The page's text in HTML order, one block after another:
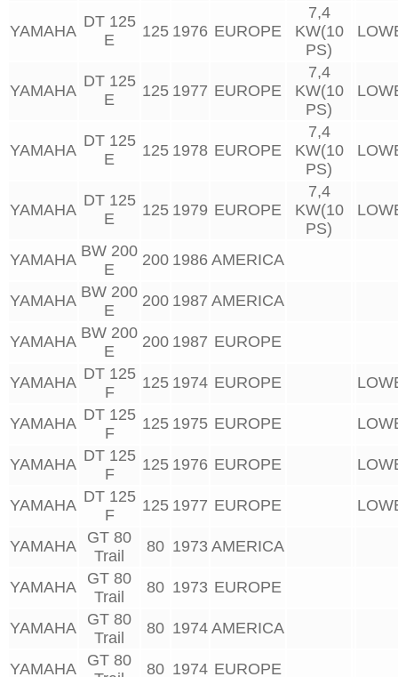
YAMAHA
DT 125
E
125 1976 EUROPE
7,4
KW(10
PS)
YAMAHA
DT 125
E
125 1977 EUROPE
7,4
KW(10
PS)
YAMAHA
DT 125
E
125 1978 EUROPE
7,4
KW(10
PS)
YAMAHA
DT 125
E
125 1979 EUROPE
7,4
KW(10
PS)
YAMAHA BW 200
E
200 1986 AMERICA
YAMAHA BW 200
E
200 1987 AMERICA
YAMAHA BW 200
E
200 1987 EUROPE
YAMAHA DT 125
F
125 1974 EUROPE
YAMAHA DT 125
F
125 1975 EUROPE
YAMAHA DT 125
F
125 1976 EUROPE
YAMAHA DT 125
F
125 1977 EUROPE
YAMAHA
GT 80
Trail
80 1973 AMERICA
YAMAHA
GT 80
Trail
80 1973 EUROPE
YAMAHA
GT 80
Trail
80 1974 AMERICA
YAMAHA
GT 80
80 1974 EUROPE